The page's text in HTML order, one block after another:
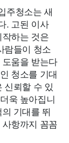
주청소는 새
. 고된 이사
하는 것은
람들이 청소
움을 받는다
청소를 기대
신뢰할 수 있
욱 높아집니
기대를 뛰
항까지 꼼꼼